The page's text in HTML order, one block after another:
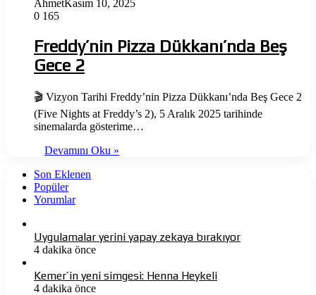
AhmetKasım 10, 2025
0 165
Freddy’nin Pizza Dükkanı’nda Beş
Gece 2
🎬 Vizyon Tarihi Freddy’nin Pizza Dükkanı’nda Beş Gece 2
(Five Nights at Freddy’s 2), 5 Aralık 2025 tarihinde
sinemalarda gösterime…
Devamını Oku »
Son Eklenen
Popüler
Yorumlar
Uygulamalar yerini yapay zekaya bırakıyor
4 dakika önce
Kemer’in yeni simgesi: Henna Heykeli
4 dakika önce